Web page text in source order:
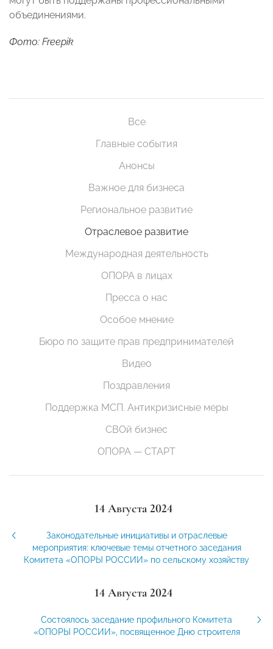
объединениями.
Фото: Freepik
Все
Главные события
Анонсы
Важное для бизнеса
Региональное развитие
Отраслевое развитие
Международная деятельность
ОПОРА в лицах
Пресса о нас
Особое мнение
Бюро по защите прав предпринимателей
Видео
Поздравления
Поддержка МСП. Антикризисные меры
СВОй бизнес
ОПОРА — СТАРТ
14 Августа 2024
Законодательные инициативы и отраслевые
мероприятия: ключевые темы отчетного заседания
Комитета «ОПОРЫ РОССИИ» по сельскому хозяйству
14 Августа 2024
Состоялось заседание профильного Комитета
«ОПОРЫ РОССИИ», посвященное Дню строителя